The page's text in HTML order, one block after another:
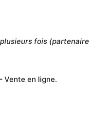
fois (partenaire
Vente en ligne.